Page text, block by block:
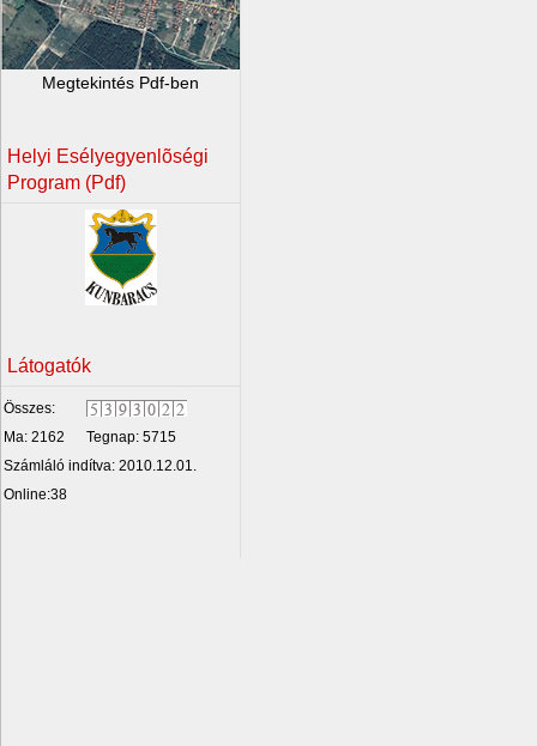
Megtekintés Pdf-ben
Helyi Esélyegyenlõségi
Program (Pdf)
Látogatók
Összes:
Ma: 2162
Tegnap: 5715
Számláló indítva: 2010.12.01.
Online:38